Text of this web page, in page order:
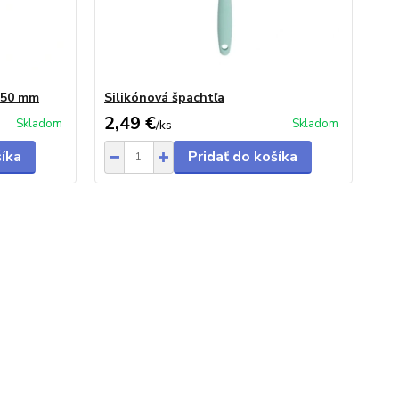
mm
Skladom
Silikónová špachtľa
2,49 €/ks Skladom
Pridať do košíka